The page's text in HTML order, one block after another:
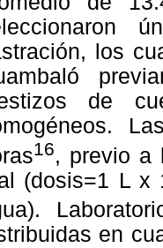
los
de
16, previo a
(dosis=1 L x
en